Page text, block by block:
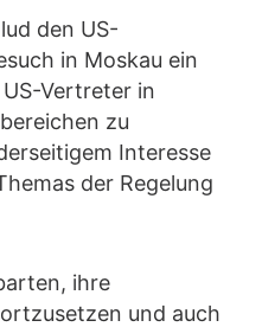
den US-
in Moskau ein
Vertreter in
zu
Interesse
der Regelung
ihre
und auch